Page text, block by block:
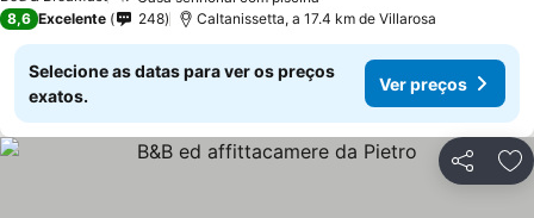
8,6 Excelente 248 Caltanissetta, a 17.4 km de Villarosa
Selecione as datas para ver os preços
exatos.
Ver preços
Partilhar